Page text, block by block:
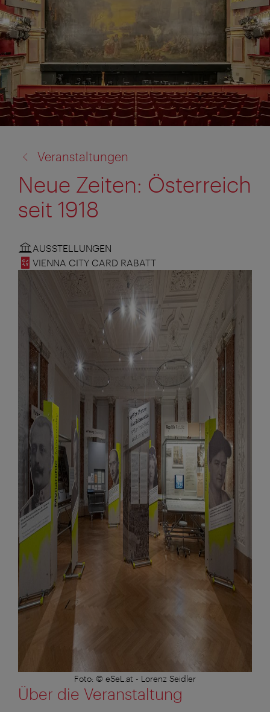
zu:
Veranstaltungen
Neue Zeiten: Österreich
seit 1918
AUSSTELLUNGEN
VIENNA CITY CARD RABATT
Foto: © eSeL.at - Lorenz Seidler
Über die Veranstaltung